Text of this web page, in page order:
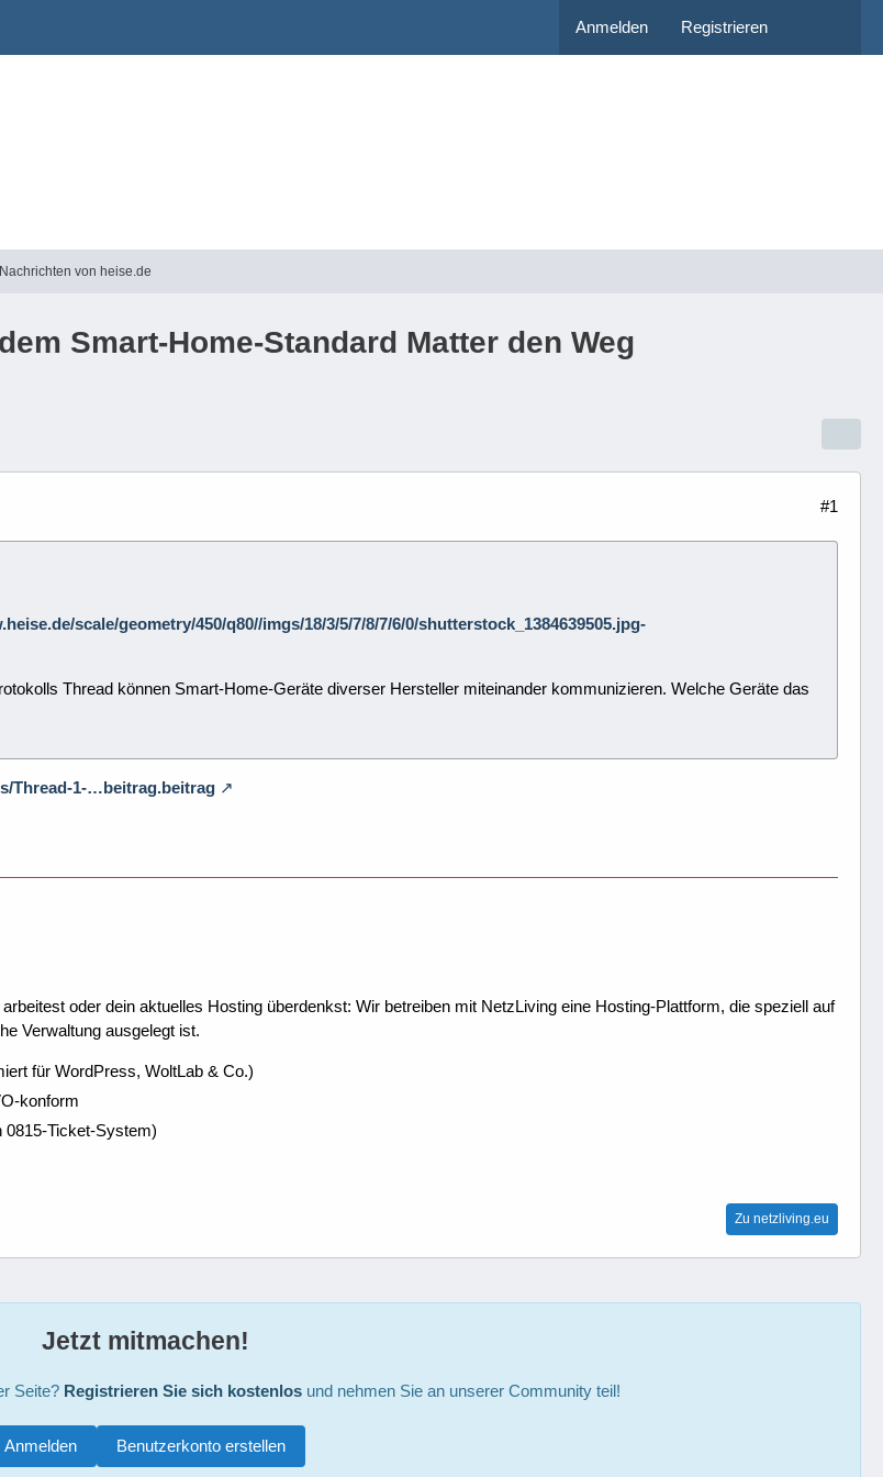
Anmelden Registrieren
Nachrichten von heise.de
Smart-Home-Standard Matter den Weg
#1
scale/geometry/450/q80//imgs/18/3/5/7/8/7/6/0/shutterstock_1384639505.jpg-
Thread können Smart-Home-Geräte diverser Hersteller miteinander kommunizieren. Welche Geräte das
Thread-1-…beitrag.beitrag
oder dein aktuelles Hosting überdenkst: Wir betreiben mit NetzLiving eine Hosting-Plattform, die speziell auf
Verwaltung ausgelegt ist.
für WordPress, WoltLab & Co.)
konform
Ticket-System)
Zu netzliving.eu
Jetzt mitmachen!
Seite? Registrieren Sie sich kostenlosund nehmen Sie an unserer Community teil!
Benutzerkonto erstellen
Anmelden